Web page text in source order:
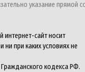
указание прямой
сайт носит
при каких условиях не
кодекса РФ.